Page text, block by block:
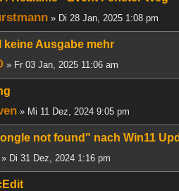
» Di 28 Jan, 2025 1:08 pm
keine Ausgabe mehr
» Fr 03 Jan, 2025 11:06 am
» Mi 11 Dez, 2024 9:05 pm
not found" nach Win11
» Di 31 Dez, 2024 1:16 pm